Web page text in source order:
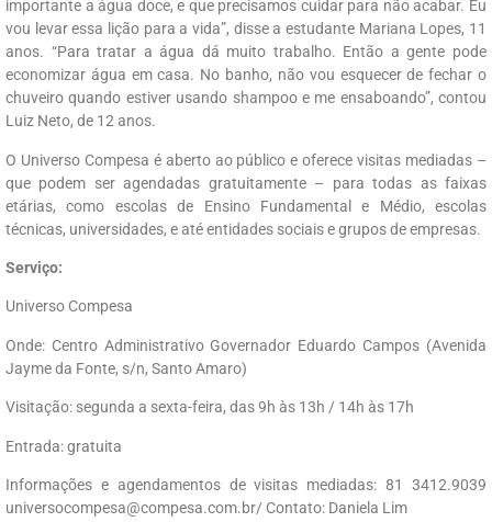
importante a água doce, e que precisamos cuidar para não acabar. Eu
vou levar essa lição para a vida”, disse a estudante Mariana Lopes, 11
anos. “Para tratar a água dá muito trabalho. Então a gente pode
economizar água em casa. No banho, não vou esquecer de fechar o
chuveiro quando estiver usando shampoo e me ensaboando”, contou
Luiz Neto, de 12 anos.
O Universo Compesa é aberto ao público e oferece visitas mediadas –
que podem ser agendadas gratuitamente – para todas as faixas
etárias, como escolas de Ensino Fundamental e Médio, escolas
técnicas, universidades, e até entidades sociais e grupos de empresas.
Serviço:
Universo Compesa
Onde: Centro Administrativo Governador Eduardo Campos (Avenida
Jayme da Fonte, s/n, Santo Amaro)
Visitação: segunda a sexta-feira, das 9h às 13h / 14h às 17h
Entrada: gratuita
Informações e agendamentos de visitas mediadas: 81 3412.9039
universocompesa@compesa.com.br/ Contato: Daniela Lim